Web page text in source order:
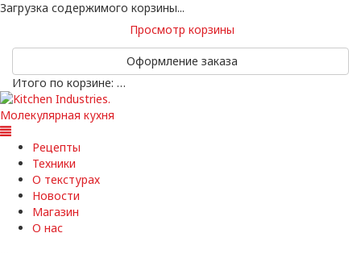
Загрузка содержимого корзины...
Просмотр корзины
Оформление заказа
Итого по корзине: …
Рецепты
Техники
О текстурах
Новости
Магазин
О нас